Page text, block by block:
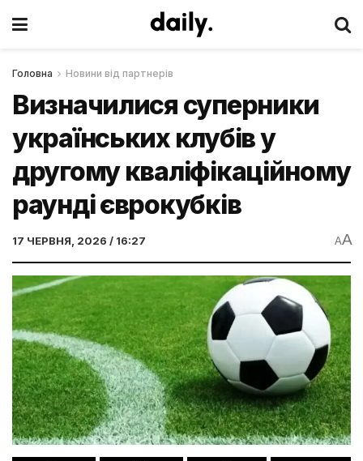
Головна Новини від партнерів
Визначилися суперники
українських клубів у
другому кваліфікаційному
раунді єврокубків
17 ЧЕРВНЯ, 2026 / 16:27 AA